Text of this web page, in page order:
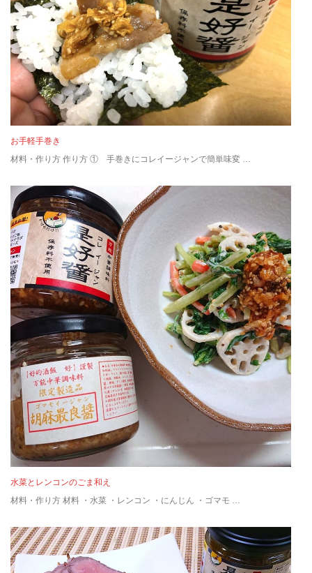
お手軽手巻き
材料・作り方 作り方 ① 手巻きにコレイージャンで簡単味変 …
水菜とレンコンのごま和え
材料・作り方 材料 ・水菜 ・レンコン ・にんじん ・ゴマモ …